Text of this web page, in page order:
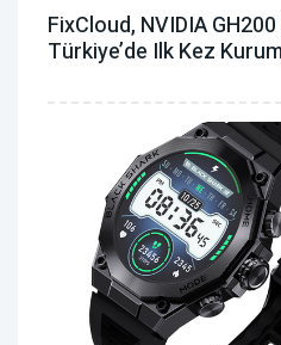
FixCloud, NVIDIA
Türkiye’de Ilk Kez